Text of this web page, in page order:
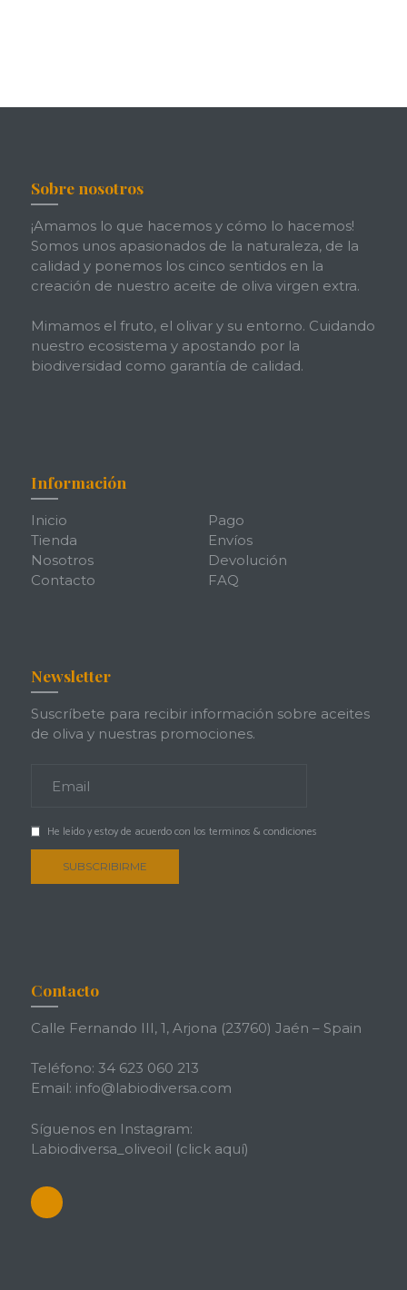
Sobre nosotros
¡Amamos lo que hacemos y cómo lo hacemos!
Somos unos apasionados de la naturaleza, de la
calidad y ponemos los cinco sentidos en la
creación de nuestro aceite de oliva virgen extra.
Mimamos el fruto, el olivar y su entorno. Cuidando
nuestro ecosistema y apostando por la
biodiversidad como garantía de calidad.
Información
Inicio
Tienda
Nosotros
Contacto
Pago
Envíos
Devolución
FAQ
Newsletter
Suscríbete para recibir información sobre aceites
de oliva y nuestras promociones.
He leído y estoy de acuerdo con los terminos & condiciones
Contacto
Calle Fernando III, 1, Arjona (23760) Jaén – Spain
Teléfono: 34 623 060 213
Email: info@labiodiversa.com
Síguenos en Instagram:
Labiodiversa_oliveoil (click aquí)